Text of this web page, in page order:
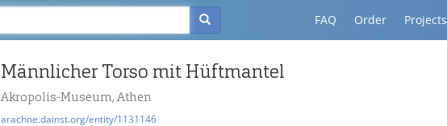
FAQ Order Projects
Männlicher Torso mit Hüftmantel
Akropolis-Museum, Athen
arachne.dainst.org/entity/1131146